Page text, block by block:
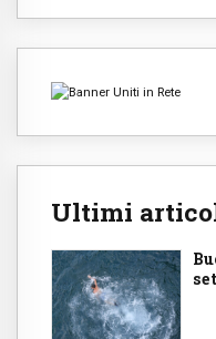
Ultimi